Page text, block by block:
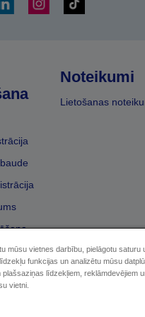
Noteikumi
Lietošanas
mūsu vietnes darbību, pielāgotu saturu
funkcijas un analizētu mūsu
līdzekļiem, reklāmdevējiem
vietni.